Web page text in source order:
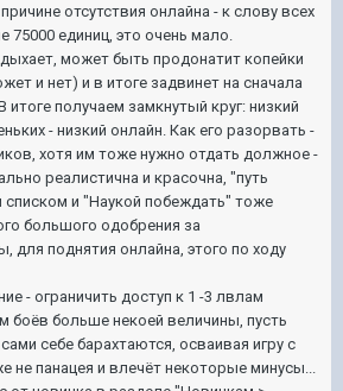
отсутствия онлайна - к слову всех
75000 единиц, это очень мало.
может быть продонатит копейки
и нет) и в итоге задвинет на сначала
получаем замкнутый круг: низкий
- низкий онлайн. Как его разорвать -
хотя им тоже нужно отдать должное -
реалистична и красочна, "путь
и "Наукой побеждать" тоже
большого одобрения за
для поднятия онлайна, этого по ходу
- ограничить доступ к 1 -3 лвлам
боёв больше некоей величины, пусть
себе барахтаются, осваивая игру с
не панацея и влечёт некоторые минусы...